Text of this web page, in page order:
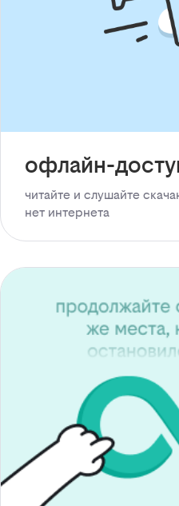
офлайн-
читайте и слушайте
нет интернета